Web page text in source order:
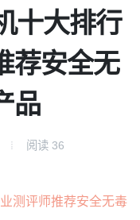
十大排行
荐安全无
品
阅读 36